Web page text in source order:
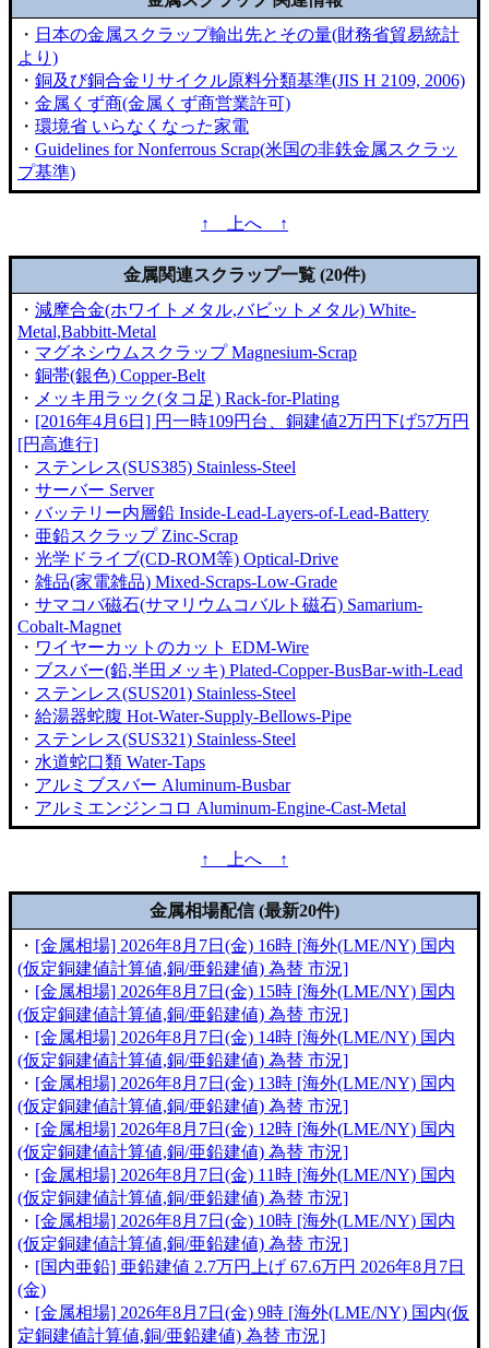
・ 日本の金属スクラップ輸出先とその量(財務省貿易統計
より)
・ 銅及び銅合金リサイクル原料分類基準(JIS H 2109, 2006)
・ 金属くず商(金属くず商営業許可)
・ 環境省 いらなくなった家電
・ Guidelines for Nonferrous Scrap(米国の非鉄金属スクラッ
プ基準)
↑ 上へ ↑
金属関連スクラップ一覧 (20件)
・ 減摩合金(ホワイトメタル,バビットメタル) White-
Metal,Babbitt-Metal
・ マグネシウムスクラップ Magnesium-Scrap
・ 銅帯(銀色) Copper-Belt
・ メッキ用ラック(タコ足) Rack-for-Plating
・ [2016年4月6日] 円一時109円台、銅建値2万円下げ57万円
[円高進行]
・ ステンレス(SUS385) Stainless-Steel
・ サーバー Server
・ バッテリー内層鉛 Inside-Lead-Layers-of-Lead-Battery
・ 亜鉛スクラップ Zinc-Scrap
・ 光学ドライブ(CD-ROM等) Optical-Drive
・ 雑品(家電雑品) Mixed-Scraps-Low-Grade
・ サマコバ磁石(サマリウムコバルト磁石) Samarium-
Cobalt-Magnet
・ ワイヤーカットのカット EDM-Wire
・ ブスバー(鉛,半田メッキ) Plated-Copper-BusBar-with-Lead
・ ステンレス(SUS201) Stainless-Steel
・ 給湯器蛇腹 Hot-Water-Supply-Bellows-Pipe
・ ステンレス(SUS321) Stainless-Steel
・ 水道蛇口類 Water-Taps
・ アルミブスバー Aluminum-Busbar
・ アルミエンジンコロ Aluminum-Engine-Cast-Metal
↑ 上へ ↑
金属相場配信 (最新20件)
・ [金属相場] 2026年8月7日(金) 16時 [海外(LME/NY) 国内
(仮定銅建値計算値,銅/亜鉛建値) 為替 市況]
・ [金属相場] 2026年8月7日(金) 15時 [海外(LME/NY) 国内
(仮定銅建値計算値,銅/亜鉛建値) 為替 市況]
・ [金属相場] 2026年8月7日(金) 14時 [海外(LME/NY) 国内
(仮定銅建値計算値,銅/亜鉛建値) 為替 市況]
・ [金属相場] 2026年8月7日(金) 13時 [海外(LME/NY) 国内
(仮定銅建値計算値,銅/亜鉛建値) 為替 市況]
・ [金属相場] 2026年8月7日(金) 12時 [海外(LME/NY) 国内
(仮定銅建値計算値,銅/亜鉛建値) 為替 市況]
・ [金属相場] 2026年8月7日(金) 11時 [海外(LME/NY) 国内
(仮定銅建値計算値,銅/亜鉛建値) 為替 市況]
・ [金属相場] 2026年8月7日(金) 10時 [海外(LME/NY) 国内
(仮定銅建値計算値,銅/亜鉛建値) 為替 市況]
・ [国内亜鉛] 亜鉛建値 2.7万円上げ 67.6万円 2026年8月7日
(金)
・ [金属相場] 2026年8月7日(金) 9時 [海外(LME/NY) 国内(仮
定銅建値計算値,銅/亜鉛建値) 為替 市況]